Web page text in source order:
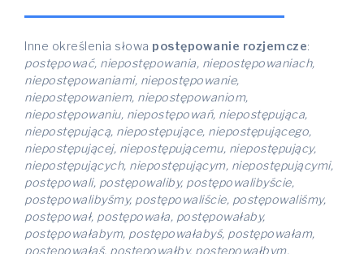
Inne określenia słowa postępowanie rozjemcze:
postępować, niepostępowania, niepostępowaniach,
niepostępowaniami, niepostępowanie,
niepostępowaniem, niepostępowaniom,
niepostępowaniu, niepostępowań, niepostępująca,
niepostępującą, niepostępujące, niepostępującego,
niepostępującej, niepostępującemu, niepostępujący,
niepostępujących, niepostępującym, niepostępującymi,
postępowali, postępowaliby, postępowalibyście,
postępowalibyśmy, postępowaliście, postępowaliśmy,
postępował, postępowała, postępowałaby,
postępowałabym, postępowałabyś, postępowałam,
postępowałaś, postępowałby, postępowałbym,